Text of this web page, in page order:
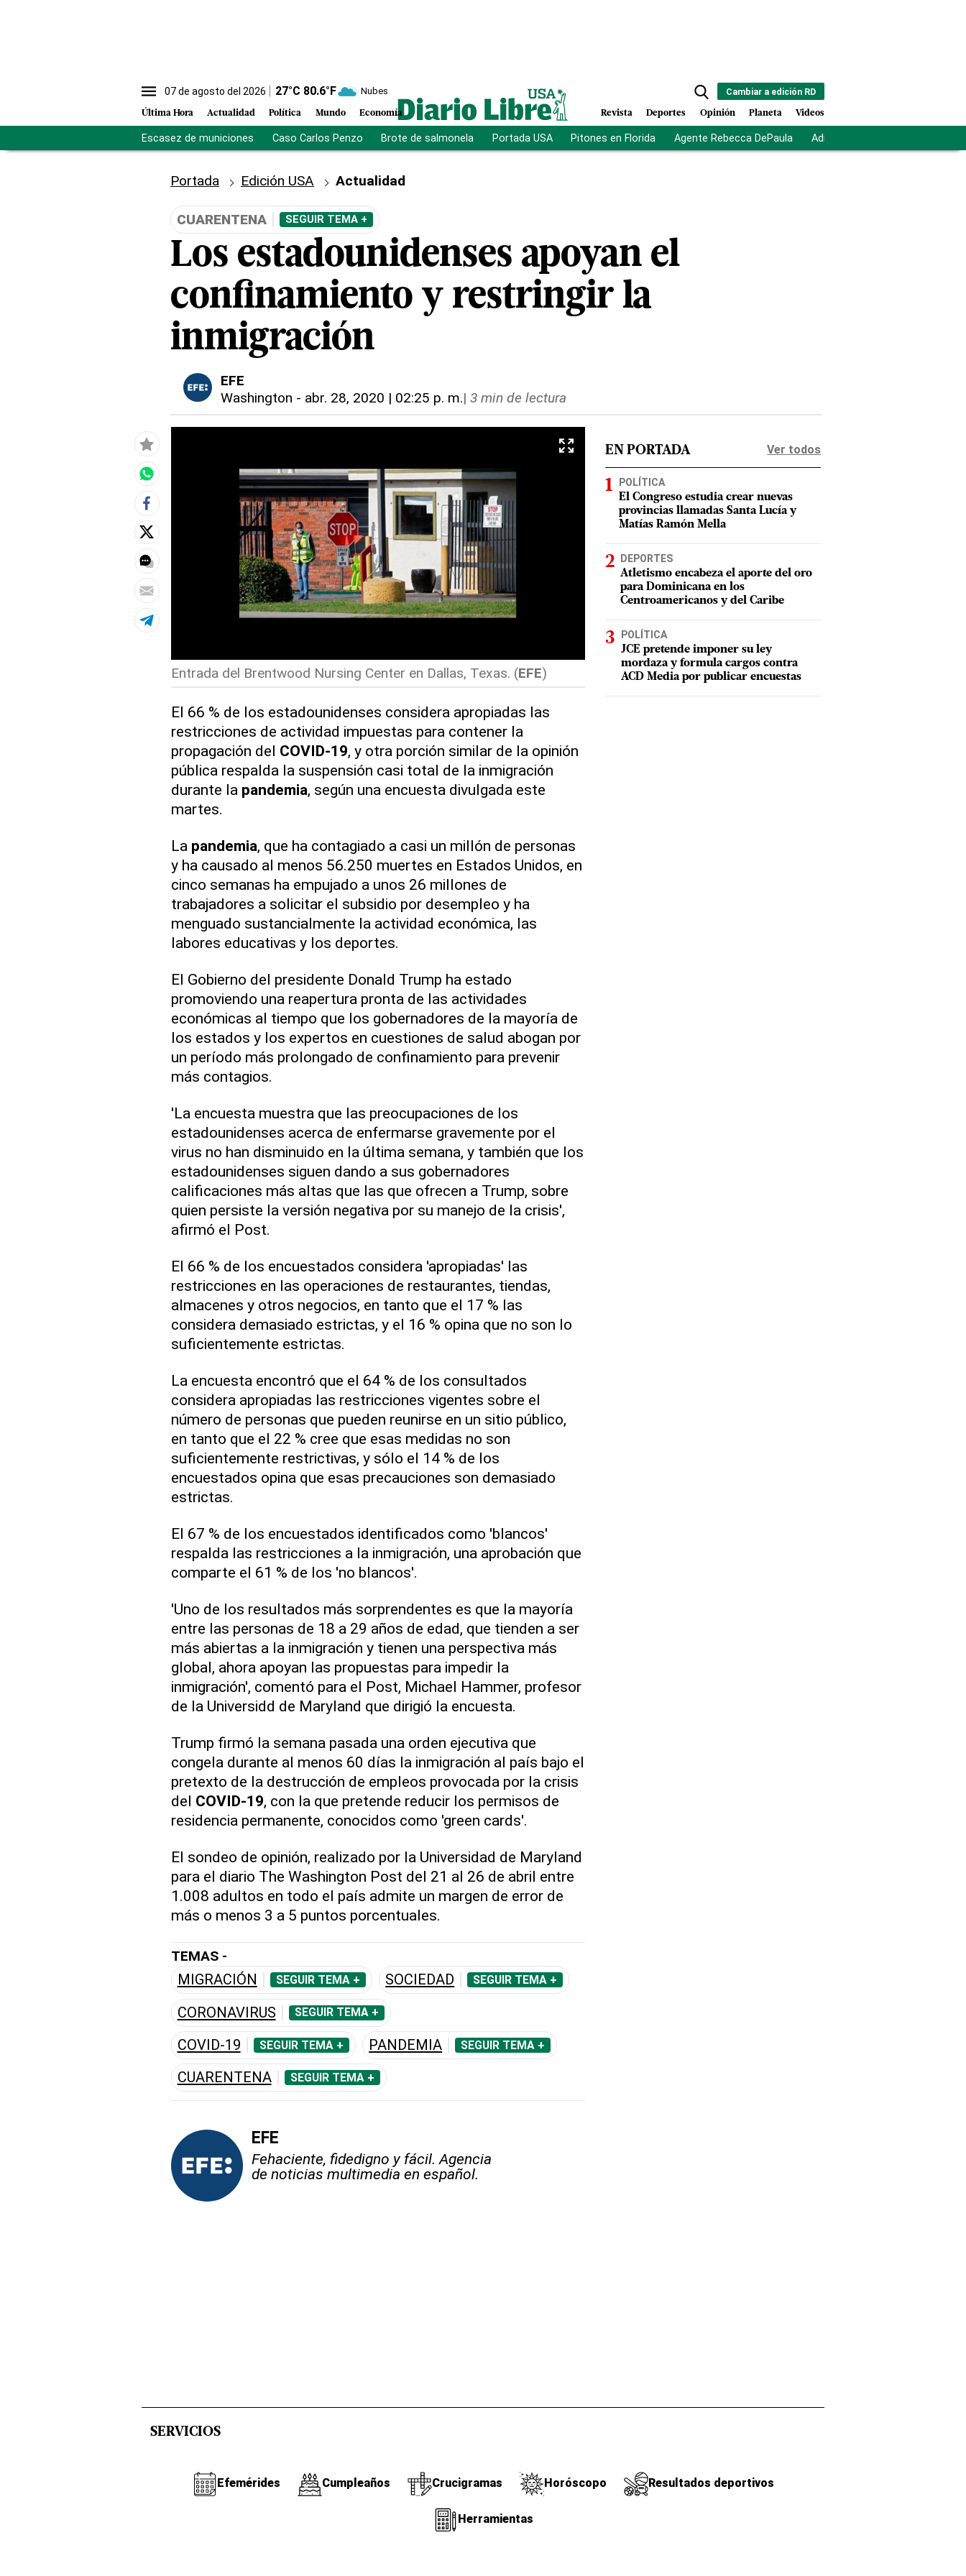
07 de agosto del 2026 27°C 80.6°F Nubes
Última Hora Actualidad Política Mundo Economía
Cambiar a edición RD
Revista Deportes Opinión Planeta Videos
Escasez de municiones Caso Carlos Penzo Brote de salmonela Portada USA Pitones en Florida Agente Rebecca DePaula Adriano Espaillat
Portada Edición USA Actualidad
CUARENTENA SEGUIR TEMA +
Los estadounidenses apoyan el
confinamiento y restringir la
inmigración
EFE
Washington - abr. 28, 2020 | 02:25 p. m.| 3 min de lectura
Entrada del Brentwood Nursing Center en Dallas, Texas. (EFE)
El 66 % de los estadounidenses considera apropiadas las
restricciones de actividad impuestas para contener la
propagación del COVID-19, y otra porción similar de la opinión
pública respalda la suspensión casi total de la inmigración
durante la pandemia, según una encuesta divulgada este
martes.
La pandemia, que ha contagiado a casi un millón de personas
y ha causado al menos 56.250 muertes en Estados Unidos, en
cinco semanas ha empujado a unos 26 millones de
trabajadores a solicitar el subsidio por desempleo y ha
menguado sustancialmente la actividad económica, las
labores educativas y los deportes.
El Gobierno del presidente Donald Trump ha estado
promoviendo una reapertura pronta de las actividades
económicas al tiempo que los gobernadores de la mayoría de
los estados y los expertos en cuestiones de salud abogan por
un período más prolongado de confinamiento para prevenir
más contagios.
'La encuesta muestra que las preocupaciones de los
estadounidenses acerca de enfermarse gravemente por el
virus no han disminuido en la última semana, y también que los
estadounidenses siguen dando a sus gobernadores
calificaciones más altas que las que ofrecen a Trump, sobre
quien persiste la versión negativa por su manejo de la crisis',
afirmó el Post.
El 66 % de los encuestados considera 'apropiadas' las
restricciones en las operaciones de restaurantes, tiendas,
almacenes y otros negocios, en tanto que el 17 % las
considera demasiado estrictas, y el 16 % opina que no son lo
suficientemente estrictas.
La encuesta encontró que el 64 % de los consultados
considera apropiadas las restricciones vigentes sobre el
número de personas que pueden reunirse en un sitio público,
en tanto que el 22 % cree que esas medidas no son
suficientemente restrictivas, y sólo el 14 % de los
encuestados opina que esas precauciones son demasiado
estrictas.
El 67 % de los encuestados identificados como 'blancos'
respalda las restricciones a la inmigración, una aprobación que
comparte el 61 % de los 'no blancos'.
'Uno de los resultados más sorprendentes es que la mayoría
entre las personas de 18 a 29 años de edad, que tienden a ser
más abiertas a la inmigración y tienen una perspectiva más
global, ahora apoyan las propuestas para impedir la
inmigración', comentó para el Post, Michael Hammer, profesor
de la Universidd de Maryland que dirigió la encuesta.
Trump firmó la semana pasada una orden ejecutiva que
congela durante al menos 60 días la inmigración al país bajo el
pretexto de la destrucción de empleos provocada por la crisis
del COVID-19, con la que pretende reducir los permisos de
residencia permanente, conocidos como 'green cards'.
El sondeo de opinión, realizado por la Universidad de Maryland
para el diario The Washington Post del 21 al 26 de abril entre
1.008 adultos en todo el país admite un margen de error de
más o menos 3 a 5 puntos porcentuales.
TEMAS -
MIGRACIÓN SEGUIR TEMA + SOCIEDAD SEGUIR TEMA +
CORONAVIRUS SEGUIR TEMA +
COVID-19 SEGUIR TEMA + PANDEMIA SEGUIR TEMA +
CUARENTENA SEGUIR TEMA +
EFE
Fehaciente, fidedigno y fácil. Agencia
de noticias multimedia en español.
EN PORTADA Ver todos
POLÍTICA
El Congreso estudia crear nuevas
provincias llamadas Santa Lucía y
Matías Ramón Mella
DEPORTES
Atletismo encabeza el aporte del oro
para Dominicana en los
Centroamericanos y del Caribe
POLÍTICA
JCE pretende imponer su ley
mordaza y formula cargos contra
ACD Media por publicar encuestas
SERVICIOS
Efemérides Cumpleaños Crucigramas Horóscopo Resultados deportivos
Herramientas